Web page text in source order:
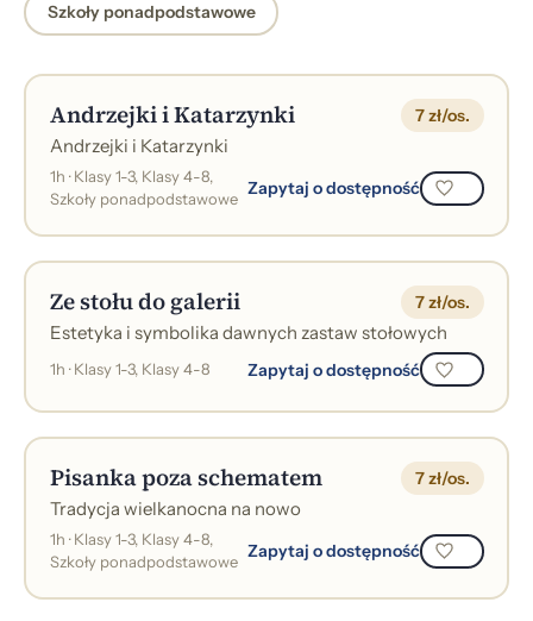
Szkoły ponadpodstawowe
Andrzejki i Katarzynki 7 zł/os.
Andrzejki i Katarzynki
1h · Klasy 1-3, Klasy 4-8,
Szkoły ponadpodstawowe Zapytaj o dostępność
Ze stołu do galerii 7 zł/os.
Estetyka i symbolika dawnych zastaw stołowych
1h · Klasy 1-3, Klasy 4-8 Zapytaj o dostępność
Pisanka poza schematem 7 zł/os.
Tradycja wielkanocna na nowo
1h · Klasy 1-3, Klasy 4-8,
Szkoły ponadpodstawowe Zapytaj o dostępność